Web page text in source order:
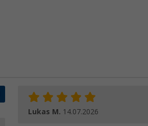
Lukas M. 14.07.2026